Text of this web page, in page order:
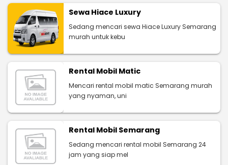
Sewa Hiace Luxury
Sedang mencari sewa Hiace Luxury Semarang
murah untuk kebu
Rental Mobil Matic
Mencari rental mobil matic Semarang murah
yang nyaman, uni
Rental Mobil Semarang
Sedang mencari rental mobil Semarang 24
jam yang siap mel